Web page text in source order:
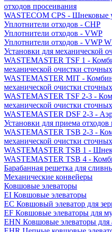
отходов просеивания
WASTECOM CPS - Шнековые
Уплотнители отходов - CHP
Уплотнители отходов - VWP
Уплотнители отходов - VWP
Установки для механической
WASTEMASTER TSF 1 -
механической очистки
WASTEMASTER MIT -
механической очистки
WASTEMASTER TSF 2-3 -
механической очистки
WASTEMASTER DSF 2-3 -
Установки для приема отходов
WASTEMASTER TSB 2-3 -
механической очистки
WASTEMASTER TSB 1 -
WASTEMASTER TSB 4 -
Барабанная решетка для
Механические конвейеры
Ковшовые элеваторы
EI Ковшовые элеваторы
EC Ковшовый элеватор для
EF Ковшовые элеваторы для
EHN Ковшовые элеваторы для